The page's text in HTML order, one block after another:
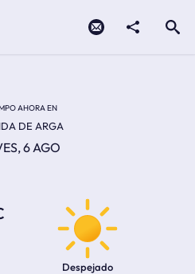
AHORA EN
DE ARGA
6 AGO
Despejado